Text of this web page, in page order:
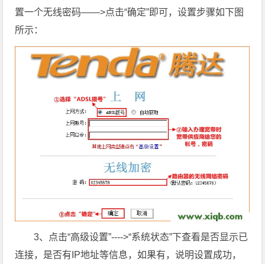
置一个无线密码——>点击“确定”即可，设置步骤如下图
所示：
3、点击“高级设置”---->“系统状态”下查看是否显示已
连接，是否有IP地址等信息，如果有，说明设置成功，